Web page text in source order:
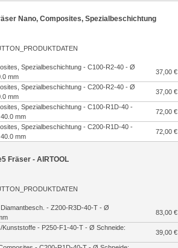
Nano, Composites, Spezialbeschichtung
Spezialbeschichtung - C100-R2-40 - Ø
mm
37,00 €
Spezialbeschichtung - C200-R2-40 - Ø
mm
37,00 €
Spezialbeschichtung - C100-R1D-40 -
mm
72,00 €
Spezialbeschichtung - C200-R1D-40 -
mm
72,00 €
Fräser - AIRTOOL
- Z200-R3D-40-T - Ø
83,00 €
Kunststoffe - P250-F1-40-T - Ø Schneide:
39,00 €